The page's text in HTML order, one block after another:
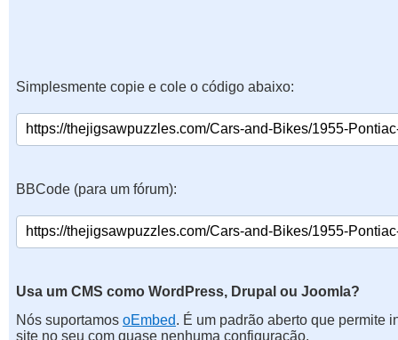
Simplesmente copie e cole o código abaixo:
BBCode (para um fórum):
Usa um CMS como WordPress, Drupal ou Joomla?
Nós suportamos oEmbed. É um padrão aberto que permite
site no seu com quase nenhuma configuração.